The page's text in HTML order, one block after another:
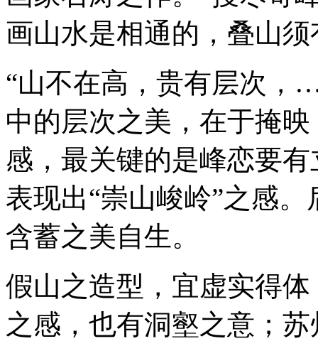
画山水是相通的，叠山
“山不在高，贵有层次
中的层次之美，在于掩
感，最关键的是峰恋要
表现出“崇山峻岭”之感
含蓄之美自生。
假山之造型，宜虚实得体
之感，也有洞壑之意；